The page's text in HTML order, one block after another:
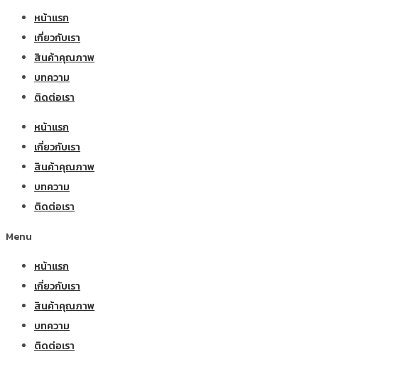
หน้าแรก
เกี่ยวกับเรา
สินค้าคุณภาพ
บทความ
ติดต่อเรา
หน้าแรก
เกี่ยวกับเรา
สินค้าคุณภาพ
บทความ
ติดต่อเรา
Menu
หน้าแรก
เกี่ยวกับเรา
สินค้าคุณภาพ
บทความ
ติดต่อเรา